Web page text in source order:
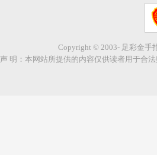
Copyright © 2003- 足彩金手
声 明：本网站所提供的内容仅供读者用于合